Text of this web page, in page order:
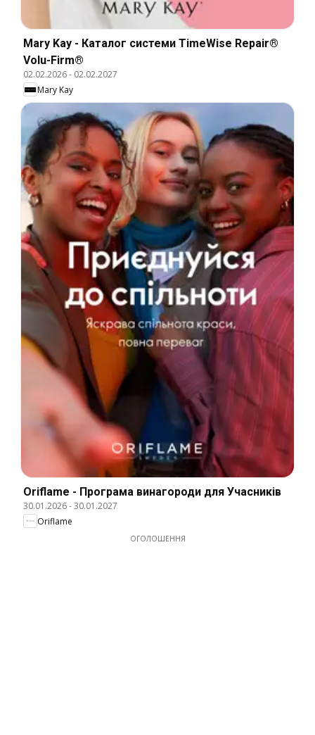
Mary Kay - Каталог системи TimeWise Repair®
Volu-Firm®
02.02.2026- 02.02.2027
Mary Kay
Oriflame - Програма винагороди для Учасників
30.01.2026-30.01.2027
Oriflame
ОГОЛОШЕННЯ